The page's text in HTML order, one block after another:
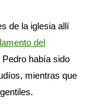
de la iglesia allí
del
había sido
mientras que